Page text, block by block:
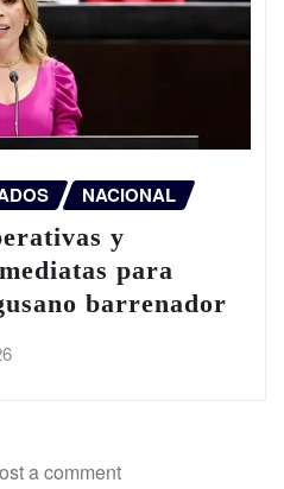
NACIONAL
y
para
barrenador
a comment